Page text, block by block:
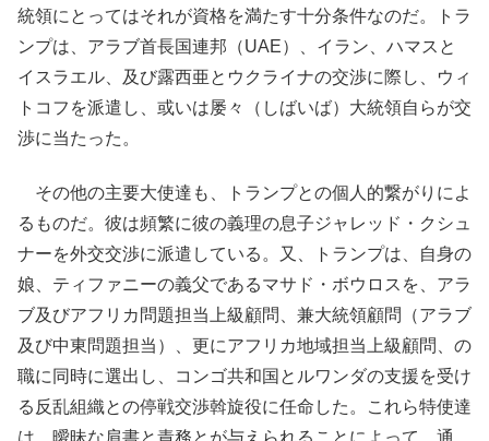
統領にとってはそれが資格を満たす十分条件なのだ。トラ
ンプは、アラブ首長国連邦（UAE）、イラン、ハマスと
イスラエル、及び露西亜とウクライナの交渉に際し、ウィ
トコフを派遣し、或いは屡々（しばいば）大統領自らが交
渉に当たった。
その他の主要大使達も、トランプとの個人的繋がりによ
るものだ。彼は頻繁に彼の義理の息子ジャレッド・クシュ
ナーを外交交渉に派遣している。又、トランプは、自身の
娘、ティファニーの義父であるマサド・ボウロスを、アラ
ブ及びアフリカ問題担当上級顧問、兼大統領顧問（アラブ
及び中東問題担当）、更にアフリカ地域担当上級顧問、の
職に同時に選出し、コンゴ共和国とルワンダの支援を受け
る反乱組織との停戦交渉斡旋役に任命した。これら特使達
は、曖昧な肩書と責務とが与えられることによって、通